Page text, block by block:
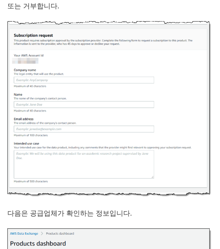
또는 거부합니다.
다음은 공급업체가 확인하는 정보입니다.